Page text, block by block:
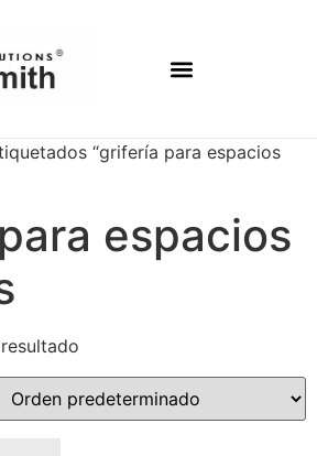
“grifería para espacios
espacios